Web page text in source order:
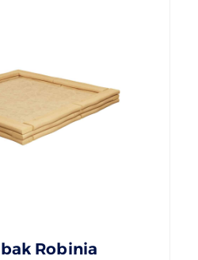
Robinia